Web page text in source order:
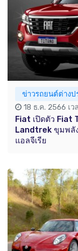
ข่าวรถยนต์ต่างป
18 ธ.ค. 2566 เว
Fiat เปิดตัว Fiat
Landtrek ขุมพลั
แอลจีเรีย